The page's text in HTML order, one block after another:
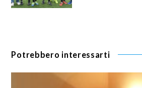
Potrebbero interessarti